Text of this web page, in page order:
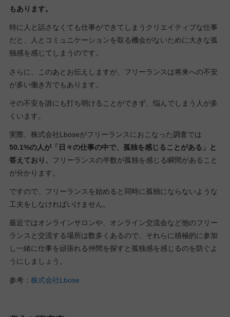
もあります。
特に人と話さなくても仕事ができてしまうクリエイティブな仕事
だと、人とコミュニケーションを取る機会がないために大きな孤
独感を感じてしまうのです。
さらに、このあとお伝えしますが、フリーランスは将来への不安
が多い働き方でもあります。
その不安を誰にも打ち明けることができず、悩んでしまう人が多
くいます。
実際、株式会社Lboseがフリーランスにおこなった調査では
50.1%の人が「日々の仕事の中で、孤独を感じることがある」と
答えており、 フリーランスの半数が孤独を感じる瞬間があること
が分かります。
ですので、フリーランスを始めると同時に孤独にならないような
工夫をしなければいけません。
最近ではオンラインサロンや、オンライン交流会など他のフリー
ランスと交流する場所は数多くあるので、それらに積極的に参加
し一緒に仕事を頑張れる仲間を探すと孤独感を感じるのを防ぐよ
うにしましょう。
参考： 株式会社Lbose